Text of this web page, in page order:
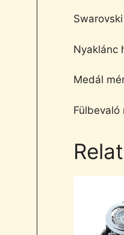
Nyaklánc
Medál
Fülbevaló